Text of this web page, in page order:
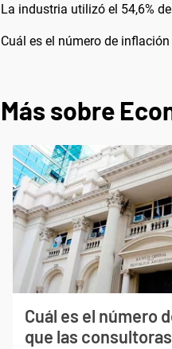
La industria utilizó el 54,6%
Cuál es el número de
Más sobre
Cuál es el número
que las